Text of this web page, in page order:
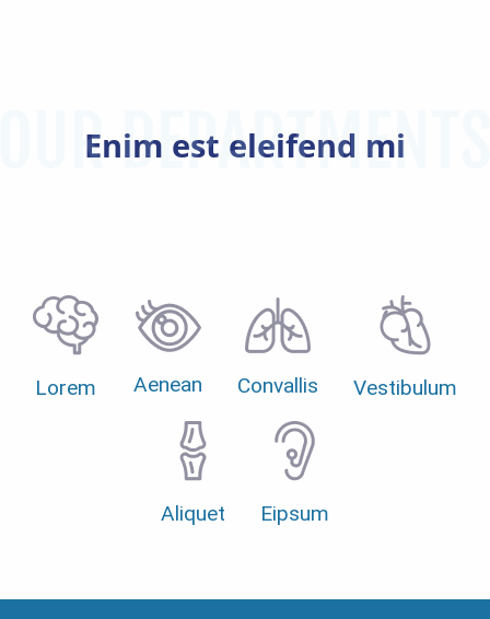
Enim est eleifend mi
Lorem Aenean Convallis Vestibulum
Aliquet Eipsum